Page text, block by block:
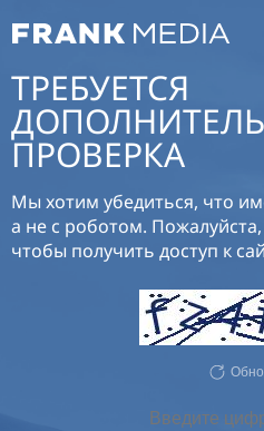
ТРЕБУЕТСЯ
ПРОВЕРКА
Мы хотим убедиться, что
а не с роботом.
чтобы получить доступ к